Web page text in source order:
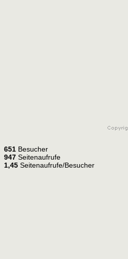
651 Besucher
947 Seitenaufrufe
1,45 Seitenaufrufe/Besucher